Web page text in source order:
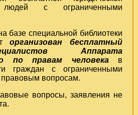
с ограниченными
базе специальной библиотеки
организован бесплатный
Аппарата
по правам человекав
граждан с ограниченными
вопросам.
вопросы, заявления не